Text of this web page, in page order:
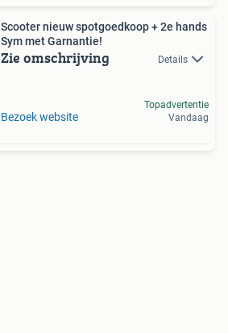
Scooter nieuw spotgoedkoop + 2e hands
Sym met Garnantie!
Zie omschrijving Details
Bezoek website
Topadvertentie
Vandaag